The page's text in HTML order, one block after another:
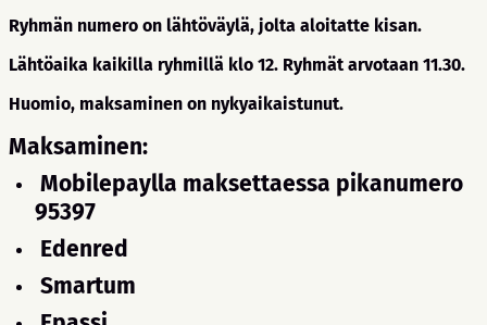
Ryhmän numero on lähtöväylä, jolta aloitatte kisan.
Lähtöaika kaikilla ryhmillä klo 12. Ryhmät arvotaan 11.30.
Huomio, maksaminen on nykyaikaistunut.
Maksaminen:
Mobilepaylla maksettaessa pikanumero
95397
Edenred
Smartum